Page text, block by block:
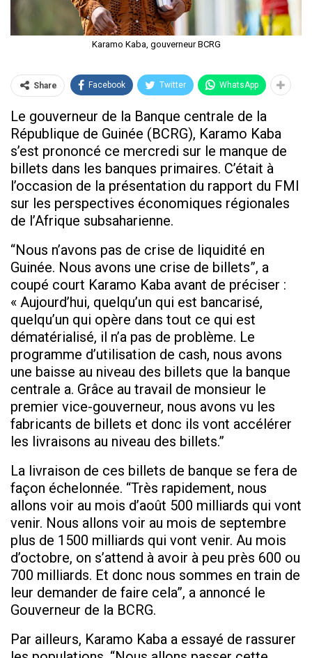
Karamo Kaba, gouverneur BCRG
Share Facebook Twitter WhatsApp
Le gouverneur de la Banque centrale de la
République de Guinée (BCRG), Karamo Kaba
s’est prononcé ce mercredi sur le manque de
billets dans les banques primaires. C’était à
l’occasion de la présentation du rapport du FMI
sur les perspectives économiques régionales
de l’Afrique subsaharienne.
“Nous n’avons pas de crise de liquidité en
Guinée. Nous avons une crise de billets”, a
coupé court Karamo Kaba avant de préciser :
« Aujourd’hui, quelqu’un qui est bancarisé,
quelqu’un qui opère dans tout ce qui est
dématérialisé, il n’a pas de problème. Le
programme d’utilisation de cash, nous avons
une baisse au niveau des billets que la banque
centrale a. Grâce au travail de monsieur le
premier vice-gouverneur, nous avons vu les
fabricants de billets et donc ils vont accélérer
les livraisons au niveau des billets.”
La livraison de ces billets de banque se fera de
façon échelonnée. “Très rapidement, nous
allons voir au mois d’août 500 milliards qui vont
venir. Nous allons voir au mois de septembre
plus de 1500 milliards qui vont venir. Au mois
d’octobre, on s’attend à avoir à peu près 600 ou
700 milliards. Et donc nous sommes en train de
leur demander de faire cela”, a annoncé le
Gouverneur de la BCRG.
Par ailleurs, Karamo Kaba a essayé de rassurer